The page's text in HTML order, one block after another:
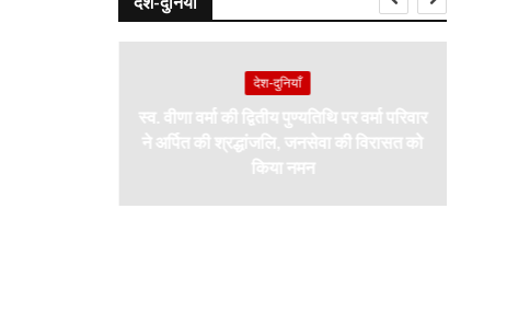
देश-दुनियाँ
स्व. वीणा वर्मा की द्वितीय पुण्यतिथि पर वर्मा परिवार
ने अर्पित की श्रद्धांजलि, जनसेवा की विरासत को
किया नमन